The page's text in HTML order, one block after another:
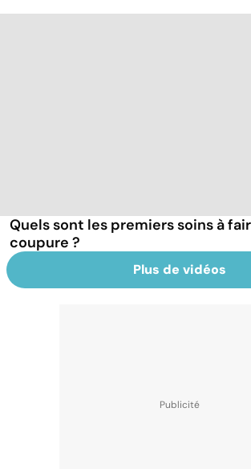
Quels sont les premiers soins à
coupure ?
Plus de vidéos